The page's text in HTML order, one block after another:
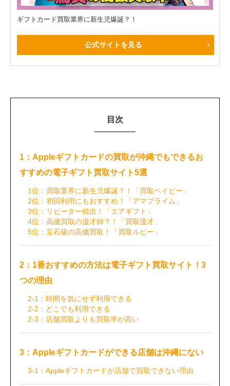
ギフトカード買取業界に新生児爆誕？！
公式サイトを見る
目次
1：Appleギフトカードの買取が沖縄でもできるお
すすめの電子ギフト買取サイト5選
1位：買取業界に新生児爆誕？！「買取ベイビー」
2位：初回利用にもおすすめ！「アマプライム」
3位：リピーター続出！「エアギフト」
4位：高価買取の漫才師？！「買取漫才」
5位：宝石級の高価買取！「買取ルビー」
2：1番おすすめの方法は電子ギフト買取サイト！3
つの理由
2-1：時間を気にせず利用できる
2-2：どこでも利用できる
2-3：店舗買取よりも買取率が高い
3：Appleギフトカードができる店舗は沖縄にない
3-1：Appleギフトカードが店舗で買取できない理由